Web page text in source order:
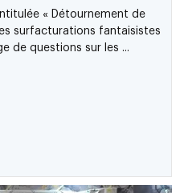
« Détournement de
surfacturations fantaisistes
de questions sur les ...